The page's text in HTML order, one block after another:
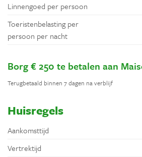
Linnengoed per persoon
Toeristenbelasting per
persoon per nacht
Borg € 250 te betalen aan
Terugbetaald binnen 7 dagen na verblijf
Huisregels
Aankomsttijd
Vertrektijd